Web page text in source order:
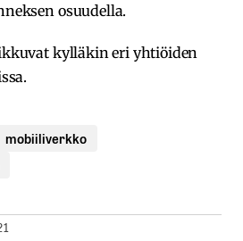
osuudella.
kylläkin eri yhtiöiden
mobiiliverkko